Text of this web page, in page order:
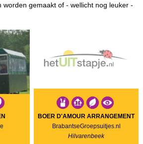
worden gemaakt of - wellicht nog leuker -
BOER D'AMOUR ARRANGEMENT
BrabantseGroepsuitjes.nl
Hilvarenbeek